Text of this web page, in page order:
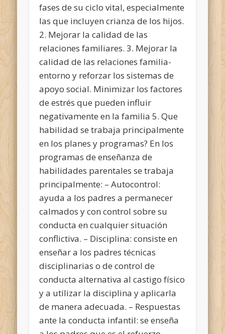
fases de su ciclo vital, especialmente
las que incluyen crianza de los hijos.
2. Mejorar la calidad de las
relaciones familiares. 3. Mejorar la
calidad de las relaciones familia-
entorno y reforzar los sistemas de
apoyo social. Minimizar los factores
de estrés que pueden influir
negativamente en la familia 5. Que
habilidad se trabaja principalmente
en los planes y programas? En los
programas de enseñanza de
habilidades parentales se trabaja
principalmente: – Autocontrol:
ayuda a los padres a permanecer
calmados y con control sobre su
conducta en cualquier situación
conflictiva. – Disciplina: consiste en
enseñar a los padres técnicas
disciplinarias o de control de
conducta alternativa al castigo físico
y a utilizar la disciplina y aplicarla
de manera adecuada. – Respuestas
ante la conducta infantil: se enseña